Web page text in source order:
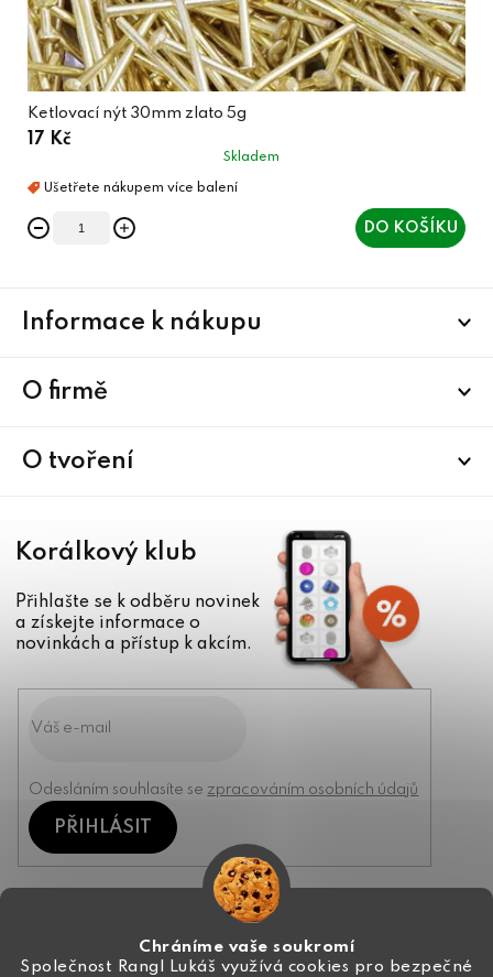
Chráníme vaše soukromí
Společnost Rangl Lukáš využívá cookies pro bezpečné
Ketlovací nýt 30mm zlato 5g
17 Kč
Skladem
DO KOŠÍKU
Informace k nákupu
O firmě
O tvoření
Korálkový klub
Přihlašte se k odběru novinek
a získejte informace o
novinkách a přístup k akcím.
Odesláním souhlasíte se zpracováním osobních údajů
PŘIHLÁSIT